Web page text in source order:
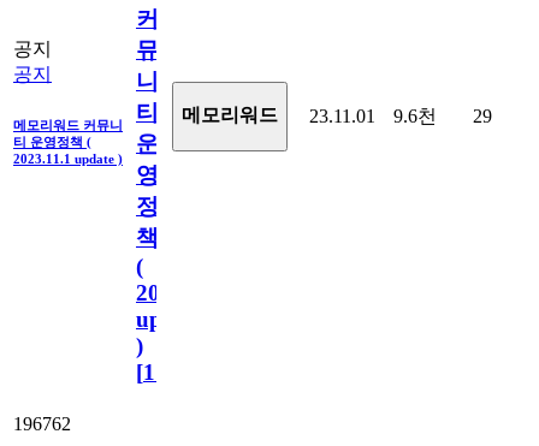
공지
공지
메모리워드 커뮤니
티 운영정책 (
2023.11.1 update )
커
뮤
니
티
운
영
정
책
(
2023.11.1
update
)
[110
메모리워드 23.11.01 9.6천 29
196762